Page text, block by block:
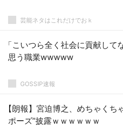
芸能ネタはこれだけでおｋ
「こいつら全く社会に貢献して
思う職業wwwww
GOSSIP速報
【朗報】宮迫博之、めちゃくち
ポーズ”披露ｗｗｗｗｗｗ